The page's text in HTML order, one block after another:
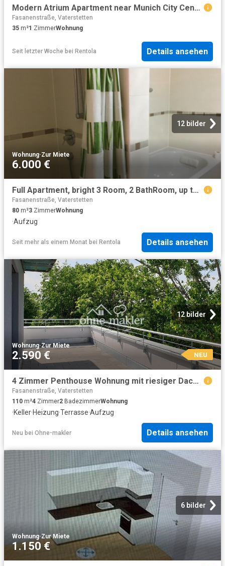
Modern Atrium Apartment near Munich City Center, Trade Fair & Airport
Fasanenstraße, Vaterstetten
35 m²1 ZimmerWohnung
Seit letzter Woche bei Rentola Details ansehen
12 bilder
Wohnung·Zur Miete
6.000 €
Full Apartment, bright 3 Room, 2 BathRoom, up to 8 ppl, by ICM Conf. Center, direct Metro 15 min to CityCenter/Oktoberfest, Parking, Balcony
Fasanenstraße, Vaterstetten
80 m²3 ZimmerWohnung
·Aufzug
Seit mehr als einem Monat bei Rentola Details ansehen
12 bilder
Wohnung·Zur Miete
2.590 € NEU
4 Zimmer Penthouse Wohnung mit riesiger Dachterrasse
Fasanenstraße, Vaterstetten
110 m²4 Zimmer2 BadezimmerWohnung
·Keller·Heizung·Terrasse·Aufzug
Neu bei Ohne-makler Details ansehen
6 bilder
Wohnung·Zur Miete
1.150 €